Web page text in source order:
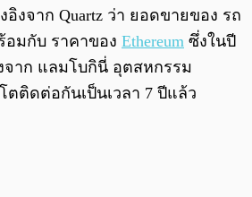
งจาก Quartz ว่า ยอดขายของ รถ
มกับ ราคาของ Ethereum ซึ่งในปี
จาก แลมโบกินี่ อุตสหกรรม
ตติดต่อกันเป็นเวลา 7 ปีแล้ว